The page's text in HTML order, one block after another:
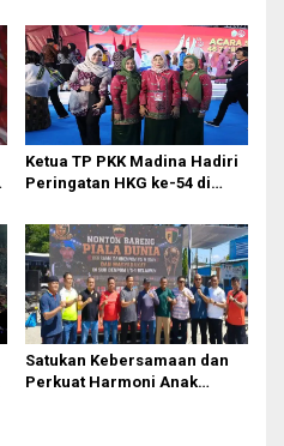
Ketua TP PKK Madina Hadiri
Peringatan HKG ke-54 di
Satukan Kebersamaan dan
Perkuat Harmoni Anak